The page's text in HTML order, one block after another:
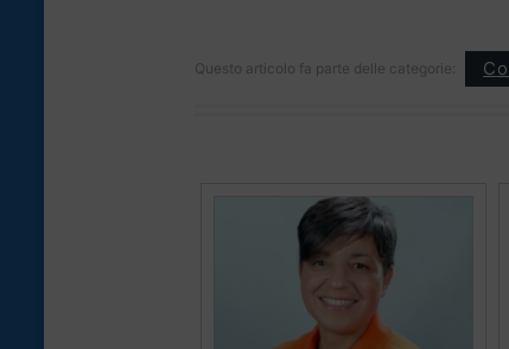
Questo articolo fa parte delle categorie: